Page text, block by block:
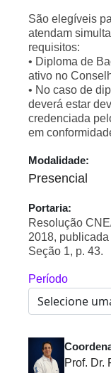
São elegíveis
atendam
requisitos:
• Diploma de
ativo no
• No caso de
deverá estar
credenciada
em
Modalidade:
Presencial
Portaria:
Resolução
2018,
Seção 1, p. 43.
Período
Prof. Dr.